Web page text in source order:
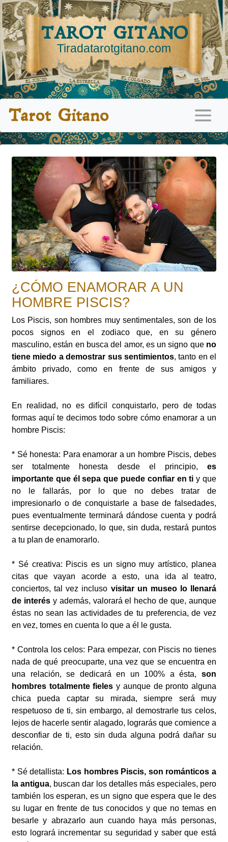
TAROT GITANO
Tiradatarotgitano.com
Tarot Gitano
¿CÓMO ENAMORAR A UN
HOMBRE PISCIS?
Los Piscis, son hombres muy sentimentales, son de los
pocos signos en el zodiaco que, en su género
masculino, están en busca del amor, es un signo que no
tiene miedo a demostrar sus sentimientos, tanto en el
ámbito privado, como en frente de sus amigos y
familiares.
En realidad, no es difícil conquistarlo, pero de todas
formas aquí te decimos todo sobre cómo enamorar a un
hombre Piscis:
* Sé honesta: Para enamorar a un hombre Piscis, debes
ser totalmente honesta desde el principio, es
importante que él sepa que puede confiar en ti y que
no le fallarás, por lo que no debes tratar de
impresionarlo o de conquistarle a base de falsedades,
pues eventualmente terminará dándose cuenta y podrá
sentirse decepcionado, lo que, sin duda, restará puntos
a tu plan de enamorarlo.
* Sé creativa: Piscis es un signo muy artístico, planea
citas que vayan acorde a esto, una ida al teatro,
conciertos, tal vez incluso visitar un museo lo llenará
de interésy además, valorará el hecho de que, aunque
éstas no sean las actividades de tu preferencia, de vez
en vez, tomes en cuenta lo que a él le gusta.
* Controla los celos: Para empezar, con Piscis no tienes
nada de qué preocuparte, una vez que se encuentra en
una relación, se dedicará en un 100% a ésta, son
hombres totalmente fieles y aunque de pronto alguna
chica pueda captar su mirada, siempre será muy
respetuoso de ti, sin embargo, al demostrarle tus celos,
lejos de hacerle sentir alagado, lograrás que comience a
desconfiar de ti, esto sin duda alguna podrá dañar su
relación.
* Sé detallista: Los hombres Piscis, son románticos a
la antigua, buscan dar los detalles más especiales, pero
también los esperan, es un signo que espera que le des
su lugar en frente de tus conocidos y que no temas en
besarle y abrazarlo aun cuando haya más personas,
esto logrará incrementar su seguridad y saber que está